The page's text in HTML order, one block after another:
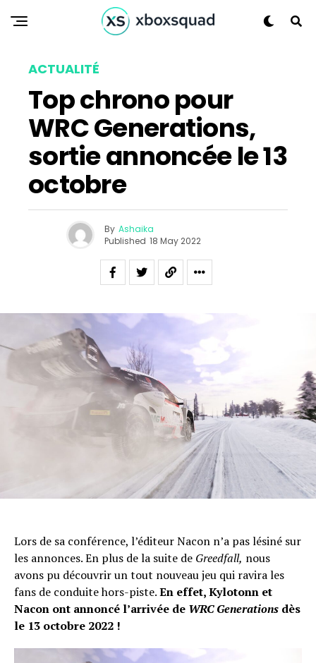
ACTUALITÉ
Top chrono pour
WRC Generations,
sortie annoncée le 13
octobre
By Ashaika
Published 18 May 2022
Lors de sa conférence, l’éditeur Nacon n’a pas lésiné sur
les annonces. En plus de la suite de Greedfall, nous
avons pu découvrir un tout nouveau jeu qui ravira les
fans de conduite hors-piste.En effet,Kylotonn et
Nacon ont annoncé l’arrivée de WRC Generations dès
le 13 octobre 2022 !
Pinterest
Email